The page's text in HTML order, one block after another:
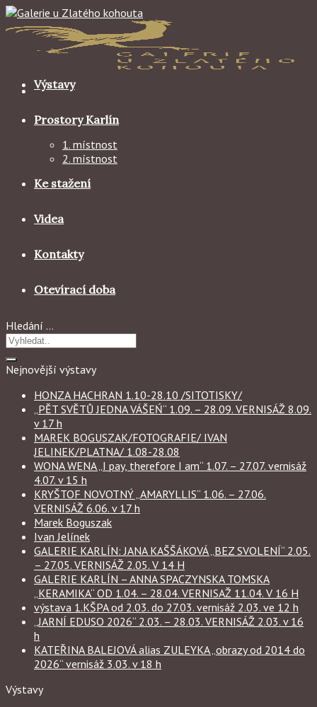
Skip
to
content
Výstavy
Prostory Karlín
1. místnost
2. místnost
Ke stažení
Videa
Kontakty
Otevírací doba
Hledání …
Nejnovější výstavy
HONZA HACHRAN 1.10-28.10 /SITOTISKY/
„PĚT SVĚTŮ JEDNA VÁŠEŃ“ 1.09. – 28.09. VERNISÁŽ 8.09.
v 17 h
MAREK BOGUSZAK/FOTOGRAFIE/ IVAN
JELINEK/PLATNA/ 1.08-28.08
WONA WENA „I pay, therefore I am“ 1.07. – 27.07. vernisáž
4.07. v 15 h
KRYŠTOF NOVOTNÝ „AMARYLLIS“ 1.06. – 27.06.
VERNISÁŽ 6.06. v 17 h
Marek Boguszak
Ivan Jelínek
GALERIE KARLÍN: JANA KAŠŠÁKOVÁ „BEZ SVOLENÍ“ 2.05.
– 27.05. VERNISÁŽ 2.05. V 14 H
GALERIE KARLÍN – ANNA SPACZYNSKA TOMSKA
„KERAMIKA“ OD 1.04. – 28.04. VERNISAŽ 11.04. V 16 H
výstava 1.KŠPA od 2.03. do 27.03. vernisáž 2.03. ve 12 h
„JARNÍ EDUSO 2026“ 2.03. – 28.03. VERNISÁŽ 2.03. v 16
h
KATEŘINA BALEJOVÁ alias ZULEYKA „obrazy od 2014 do
2026“ vernisáž 3.03. v 18 h
Výstavy